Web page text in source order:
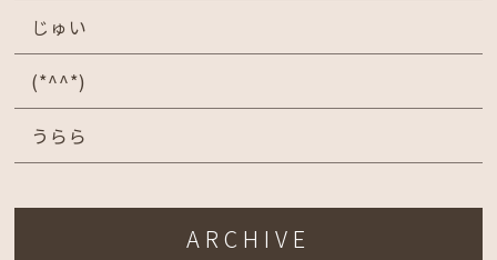
じゅい
(*^^*)
うらら
ARCHIVE